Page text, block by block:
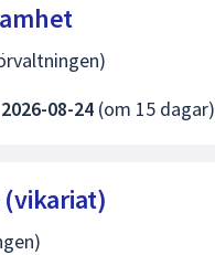
2026-08-24 (om 15 dagar)